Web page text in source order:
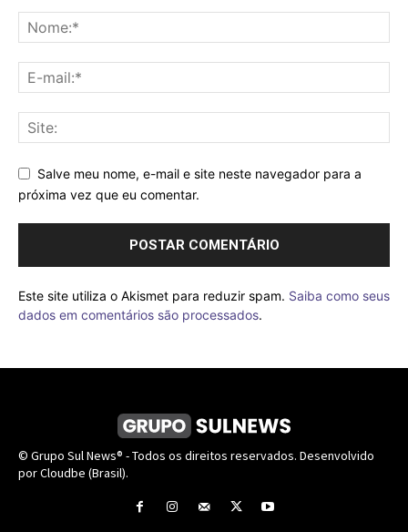
Salve meu nome, e-mail e site neste navegador para a
próxima vez que eu comentar.
Este site utiliza o Akismet para reduzir spam. Saiba como seus
dados em comentários são processados.
© Grupo Sul News® - Todos os direitos reservados. Desenvolvido
por Cloudbe (Brasil).